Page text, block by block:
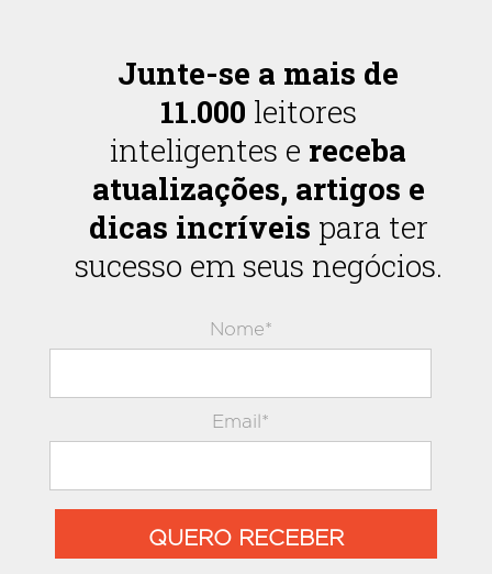
Junte-se a mais de
11.000 leitores
inteligentes e receba
atualizações, artigos e
dicas incríveis para ter
sucesso em seus negócios.
Nome*
Email*
QUERO RECEBER